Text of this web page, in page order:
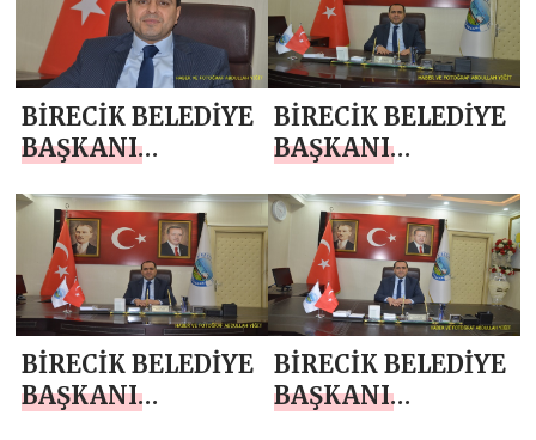
ANMA, GENÇLİK
VE SPOR BAYRAMI
MESAJI
BİRECİK BELEDİYE
BAŞKANI
`TEN 14 MAYIS
DÜNYA ÇİFTÇİLER
GÜNÜ MESAJI
BİRECİK BELEDİYE
BAŞKANI
`TEN ANNELER
GÜNÜ MESAJI
BİRECİK BELEDİYE
BAŞKANI
BİRECİK BELEDİYE
BAŞKANI